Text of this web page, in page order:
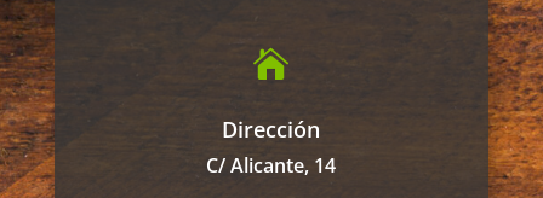

Dirección
C/ Alicante, 14